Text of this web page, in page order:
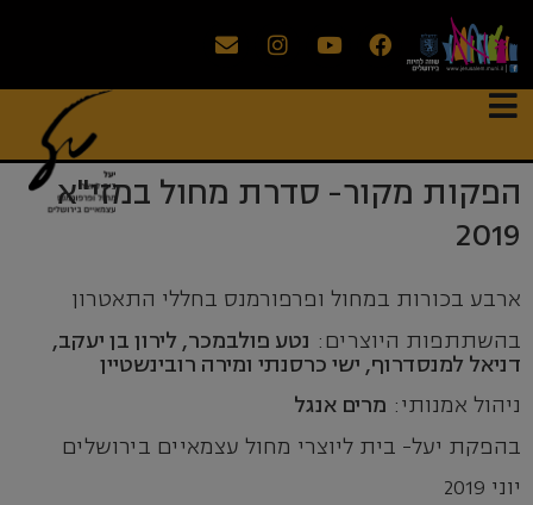
הפקות מקור- סדרת מחול במזי"א
2019
ארבע בכורות במחול ופרפורמנס בחללי התאטרון
בהשתתפות היוצרים: נטע פולבמכר, לירון בן יעקב,
דניאל למנסדרוף, ישי כרסנתי ומירה רובינשטיין
ניהול אמנותי: מרים אנגל
בהפקת יעל- בית ליוצרי מחול עצמאיים בירושלים
יוני 2019